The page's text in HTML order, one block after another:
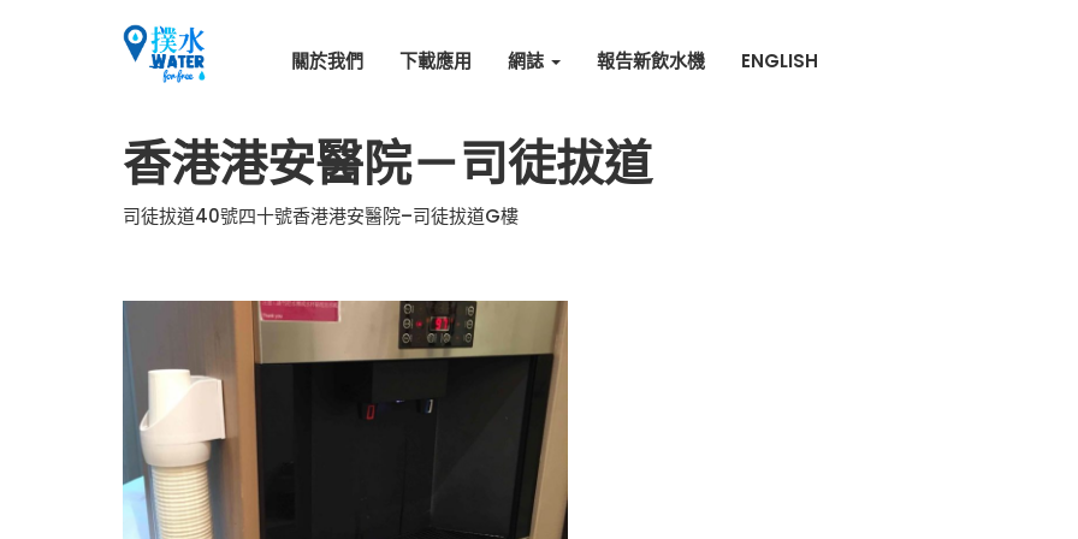
關於我們 下載應用 網誌 報告新飲水機 ENGLISH
香港港安醫院－司徒拔道
司徒拔道40號四十號香港港安醫院–司徒拔道G樓